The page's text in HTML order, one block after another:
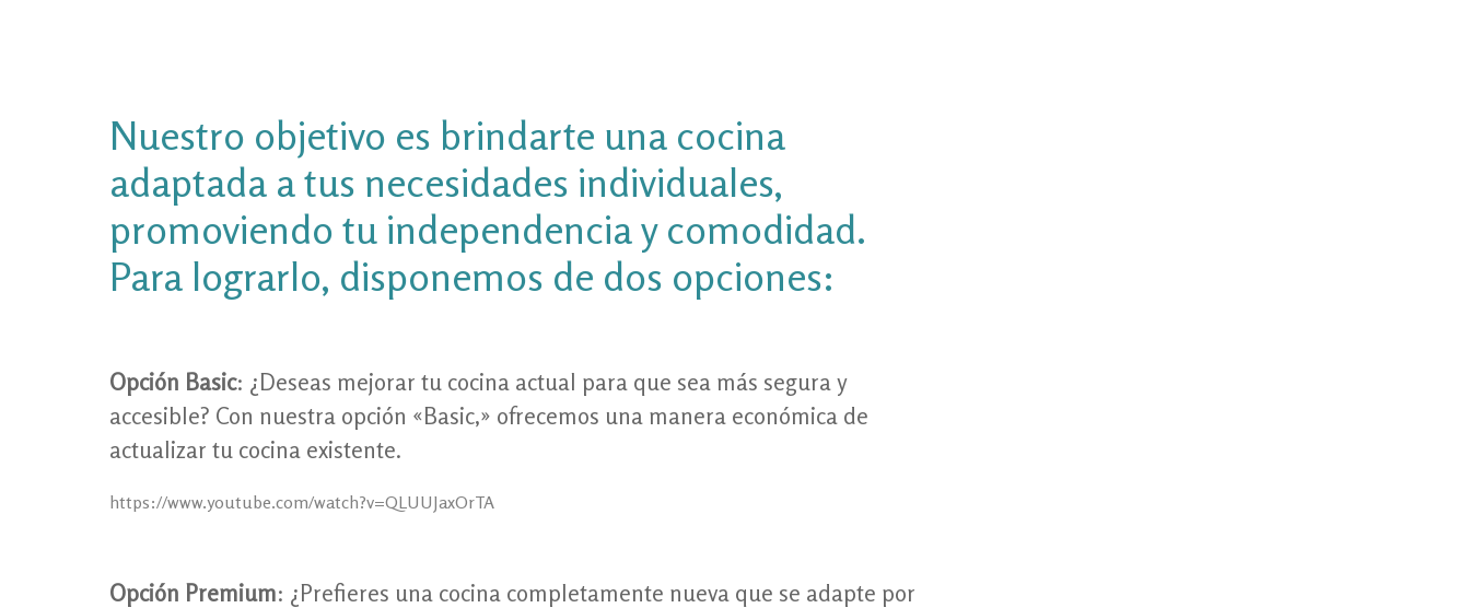
Nuestro objetivo es brindarte una cocina
adaptada a tus necesidades individuales,
promoviendo tu independencia y comodidad.
Para lograrlo, disponemos de dos opciones:
Opción Basic: ¿Deseas mejorar tu cocina actual para que sea más segura y
accesible? Con nuestra opción «Basic,» ofrecemos una manera económica de
actualizar tu cocina existente.
https://www.youtube.com/watch?v=QLUUJaxOrTA
Opción Premium: ¿Prefieres una cocina completamente nueva que se adapte por